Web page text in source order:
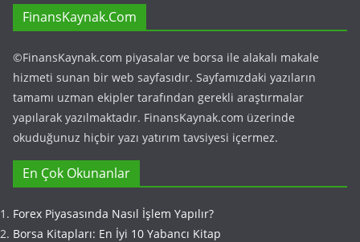
FinansKaynak.Com
©FinansKaynak.com piyasalar ve borsa ile alakalı makale
hizmeti sunan bir web sayfasıdır. Sayfamızdaki yazıların
tamamı uzman ekipler tarafından gerekli araştırmalar
yapılarak yazılmaktadır. FinansKaynak.com üzerinde
okuduğunuz hiçbir yazı yatırım tavsiyesi içermez.
En Çok Okunanlar
Forex Piyasasında Nasıl İşlem Yapılır?
Borsa Kitapları: En İyi 10 Yabancı Kitap